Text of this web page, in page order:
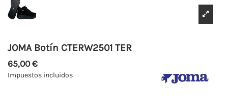
JOMA Botín CTERW2501 TER
65,00 €
Impuestos incluidos